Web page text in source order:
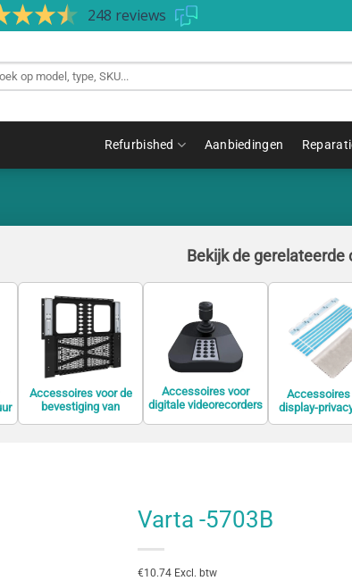
248 reviews
Refurbished Aanbiedingen
Bekijk de gerelateerde
Accessoires voor de
bevestiging van
Accessoires voor
digitale videorecorders
Accessoires
display-
Varta -5703B
€10.74 Excl. btw